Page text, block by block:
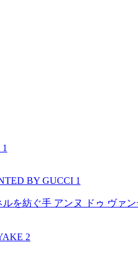
1
BY GUCCI 1
ルを紡ぐ手 アンヌ ドゥ ヴァ
2